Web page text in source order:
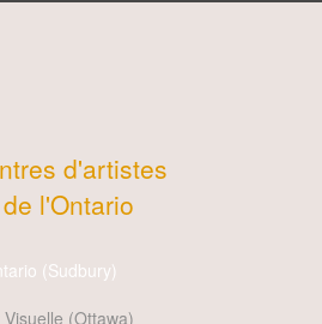
d'artistes
l'Ontario
(Sudbury)
(Ottawa)